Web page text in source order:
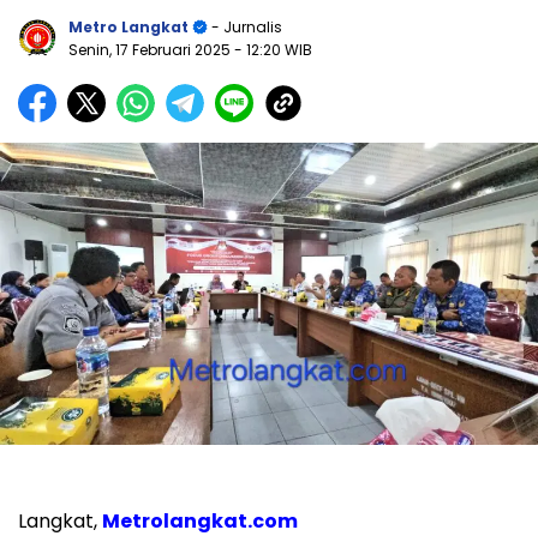
Metro Langkat
- Jurnalis
Senin, 17 Februari 2025 - 12:20 WIB
Langkat, Metrolangkat.com